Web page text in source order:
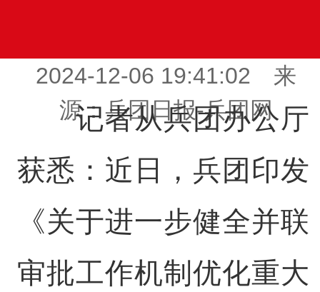
2024-12-06 19:41:02 来
源：兵团日报-兵团网
记者从兵团办公厅
获悉：近日，兵团印发
《关于进一步健全并联
审批工作机制优化重大